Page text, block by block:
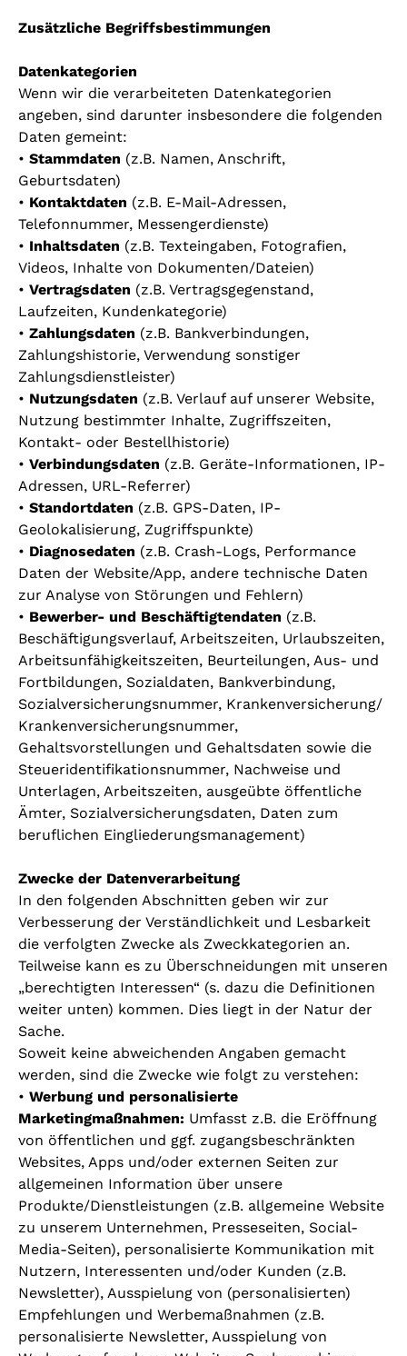
Zusätzliche Begriffsbestimmungen
Datenkategorien
Wenn wir die verarbeiteten Datenkategorien
angeben, sind darunter insbesondere die folgenden
Daten gemeint:
• Stammdaten (z.B. Namen, Anschrift,
Geburtsdaten)
• Kontaktdaten (z.B. E-Mail-Adressen,
Telefonnummer, Messengerdienste)
• Inhaltsdaten (z.B. Texteingaben, Fotografien,
Videos, Inhalte von Dokumenten/Dateien)
• Vertragsdaten (z.B. Vertragsgegenstand,
Laufzeiten, Kundenkategorie)
• Zahlungsdaten (z.B. Bankverbindungen,
Zahlungshistorie, Verwendung sonstiger
Zahlungsdienstleister)
• Nutzungsdaten (z.B. Verlauf auf unserer Website,
Nutzung bestimmter Inhalte, Zugriffszeiten,
Kontakt- oder Bestellhistorie)
• Verbindungsdaten (z.B. Geräte-Informationen, IP-
Adressen, URL-Referrer)
• Standortdaten (z.B. GPS-Daten, IP-
Geolokalisierung, Zugriffspunkte)
• Diagnosedaten (z.B. Crash-Logs, Performance
Daten der Website/App, andere technische Daten
zur Analyse von Störungen und Fehlern)
• Bewerber- und Beschäftigtendaten (z.B.
Beschäftigungsverlauf, Arbeitszeiten, Urlaubszeiten,
Arbeitsunfähigkeitszeiten, Beurteilungen, Aus- und
Fortbildungen, Sozialdaten, Bankverbindung,
Sozialversicherungsnummer, Krankenversicherung/
Krankenversicherungsnummer,
Gehaltsvorstellungen und Gehaltsdaten sowie die
Steueridentifikationsnummer, Nachweise und
Unterlagen, Arbeitszeiten, ausgeübte öffentliche
Ämter, Sozialversicherungsdaten, Daten zum
beruflichen Eingliederungsmanagement)
Zwecke der Datenverarbeitung
In den folgenden Abschnitten geben wir zur
Verbesserung der Verständlichkeit und Lesbarkeit
die verfolgten Zwecke als Zweckkategorien an.
Teilweise kann es zu Überschneidungen mit unseren
„berechtigten Interessen“ (s. dazu die Definitionen
weiter unten) kommen. Dies liegt in der Natur der
Sache.
Soweit keine abweichenden Angaben gemacht
werden, sind die Zwecke wie folgt zu verstehen:
• Werbung und personalisierte
Marketingmaßnahmen: Umfasst z.B. die Eröffnung
von öffentlichen und ggf. zugangsbeschränkten
Websites, Apps und/oder externen Seiten zur
allgemeinen Information über unsere
Produkte/Dienstleistungen (z.B. allgemeine Website
zu unserem Unternehmen, Presseseiten, Social-
Media-Seiten), personalisierte Kommunikation mit
Nutzern, Interessenten und/oder Kunden (z.B.
Newsletter), Ausspielung von (personalisierten)
Empfehlungen und Werbemaßnahmen (z.B.
personalisierte Newsletter, Ausspielung von